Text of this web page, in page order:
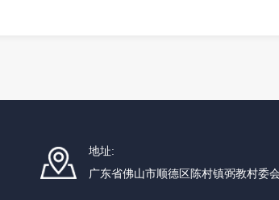
地址:
广东省佛山市顺德区陈村镇弼教村委